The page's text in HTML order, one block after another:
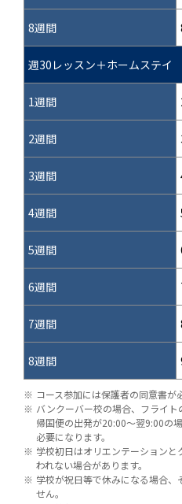
8週間
週30レッスン＋ホームステイ
1週間
2週間
3週間
4週間
5週間
6週間
7週間
8週間
コース参加には保護者の同意書が
バンクーバー校の場合、フライ
帰国便の出発が20:00～翌9:00の
必要になります。
学校初日はオリエンテーション
われない場合があります。
学校が祝日等で休みになる場合
せん。